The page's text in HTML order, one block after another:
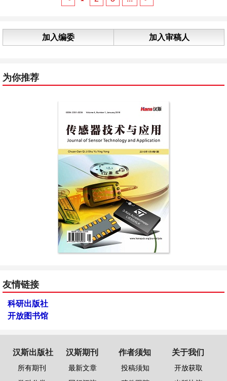
加入编委 加入审稿人
为你推荐
友情链接
科研出版社
开放图书馆
汉斯出版社
所有期刊
汉斯期刊
最新文章
作者须知
投稿须知
关于我们
开放获取